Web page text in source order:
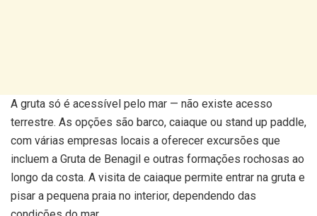
A gruta só é acessível pelo mar — não existe acesso
terrestre. As opções são barco, caiaque ou stand up paddle,
com várias empresas locais a oferecer excursões que
incluem a Gruta de Benagil e outras formações rochosas ao
longo da costa. A visita de caiaque permite entrar na gruta e
pisar a pequena praia no interior, dependendo das